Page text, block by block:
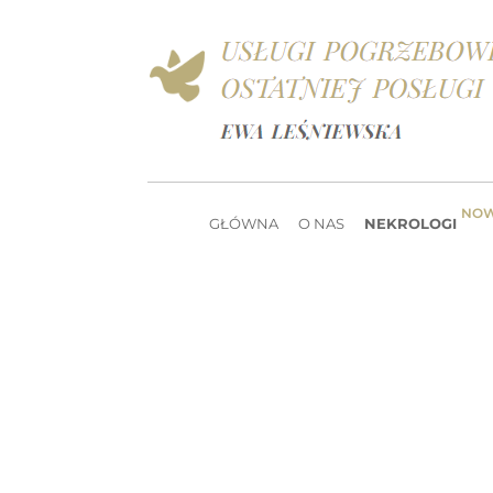
GŁÓWNA O NAS NEKROLOGI